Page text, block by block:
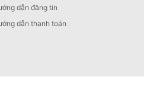
dẫn đăng tin
dẫn thanh toán